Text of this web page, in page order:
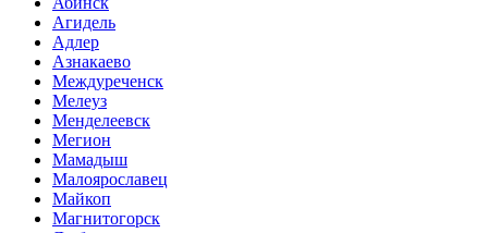
Агидель
Адлер
Азнакаево
Междуреченск
Мелеуз
Менделеевск
Мегион
Мамадыш
Малоярославец
Майкоп
Магнитогорск